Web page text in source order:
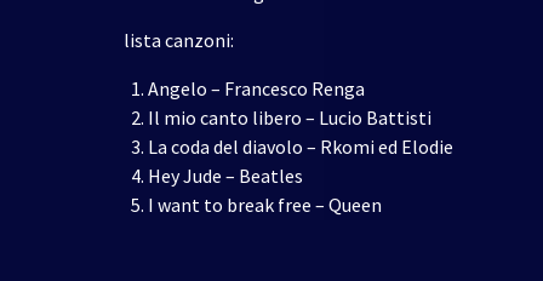
lista canzoni:
Angelo – Francesco Renga
Il mio canto libero – Lucio Battisti
La coda del diavolo – Rkomi ed Elodie
Hey Jude – Beatles
I want to break free – Queen